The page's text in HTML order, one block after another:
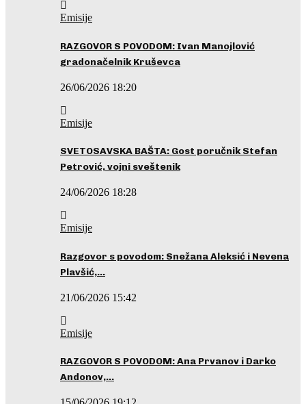
Emisije
RAZGOVOR S POVODOM: Ivan Manojlović
gradonačelnik Kruševca
26/06/2026 18:20
Emisije
SVETOSAVSKA BAŠTA: Gost poručnik Stefan
Petrović, vojni sveštenik
24/06/2026 18:28
Emisije
Razgovor s povodom: Snežana Aleksić i Nevena
Plavšić,…
21/06/2026 15:42
Emisije
RAZGOVOR S POVODOM: Ana Prvanov i Darko
Andonov,…